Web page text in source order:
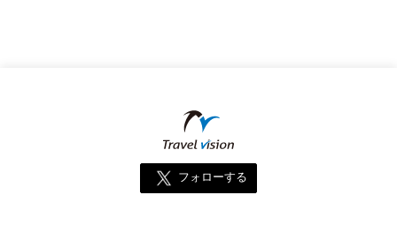
フォローする